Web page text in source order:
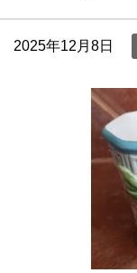
2025年12月8日